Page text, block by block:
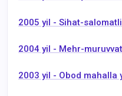
2005 yil - Sihat-
2004 yil - Mehr-
2003 yil - Obod mahalla